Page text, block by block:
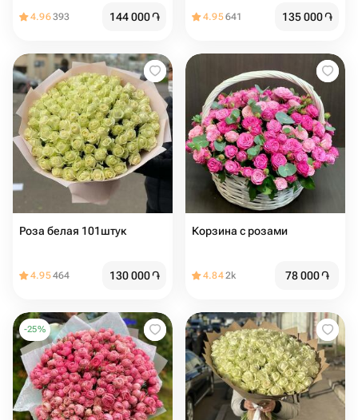
4.96393 144 000֏ 4.95641 135 000֏
Роза белая 101штук
4.95464 130 000֏
Корзина с розами
4.842k 78 000֏
-25%